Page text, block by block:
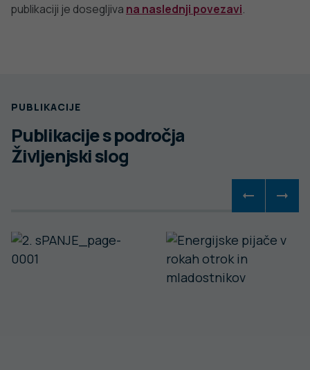
publikaciji je dosegljiva na naslednji povezavi.
PUBLIKACIJE
Publikacije s področja
Življenjski slog